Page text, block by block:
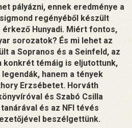
pályázni, ennek eredménye a
regényéből készült
Hunyadi. Miért fontos,
sorozatok? És mi lehet az
a Sopranos és a Seinfeld, az
témáig is eljutottunk,
hanem a tények
Erzsébetet. Horváth
és Szabó Csilla
és az NFI tévés
beszélgettünk.